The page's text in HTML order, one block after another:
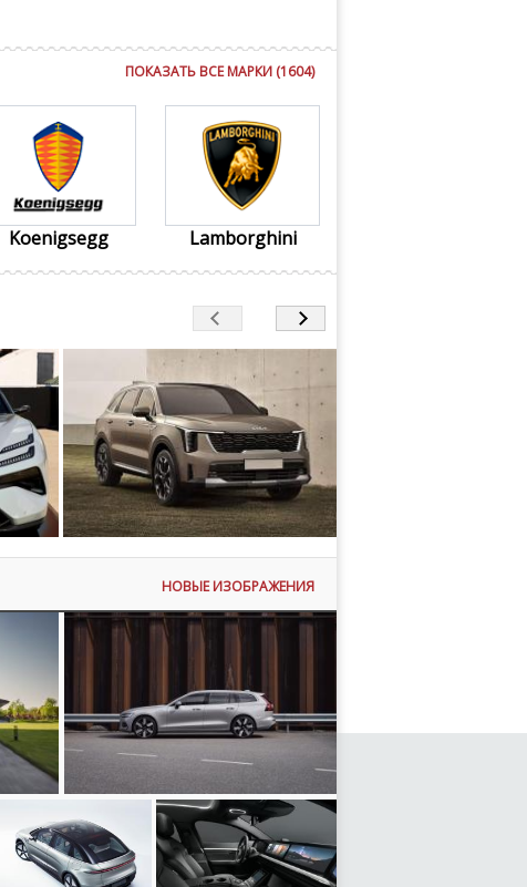
ПОКАЗАТЬ ВСЕ МАРКИ (1604)
Koenigsegg Lamborghini
2025 модельного года
НОВЫЕ ИЗОБРАЖЕНИЯ